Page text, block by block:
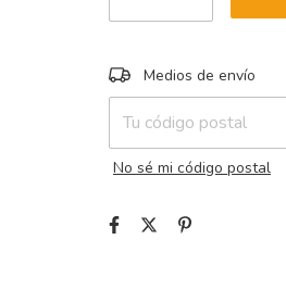
Entregas para el CP:
Medios de envío
No sé mi código postal